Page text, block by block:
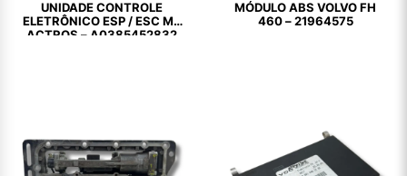
UNIDADE CONTROLE
ELETRÔNICO ESP / ESC MB
ACTROS – A0385452832
MÓDULO ABS VOLVO FH
460 – 21964575